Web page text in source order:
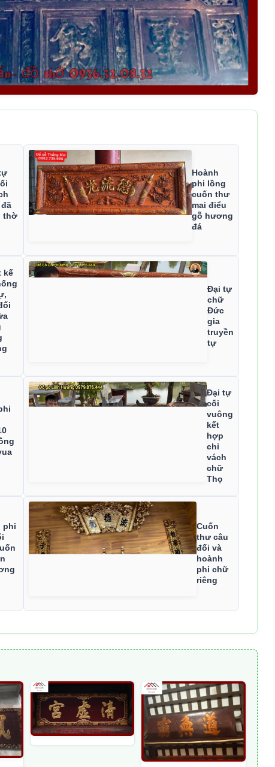
thờ
Hoành
phi lồng
cuốn thư
mai điểu
gỗ hương
đá
kế
Đại tự
chữ
Đức
gia
truyền
tự
Đại tự
cối
vuông
kết
hợp
chỉ
vách
chữ
Thọ
phi
Cuốn
thư câu
đối và
hoành
phi chữ
riêng